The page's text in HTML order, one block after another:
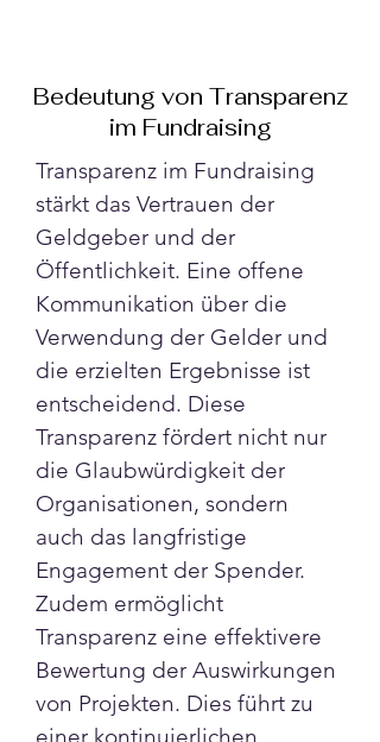
Bedeutung von Transparenz
im Fundraising
Transparenz im Fundraising
stärkt das Vertrauen der
Geldgeber und der
Öffentlichkeit. Eine offene
Kommunikation über die
Verwendung der Gelder und
die erzielten Ergebnisse ist
entscheidend. Diese
Transparenz fördert nicht nur
die Glaubwürdigkeit der
Organisationen, sondern
auch das langfristige
Engagement der Spender.
Zudem ermöglicht
Transparenz eine effektivere
Bewertung der Auswirkungen
von Projekten. Dies führt zu